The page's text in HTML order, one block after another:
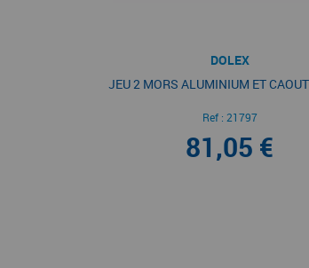
DOLEX
JEU 2 MORS ALUMINIUM ET
Ref : 21797
81,05 €